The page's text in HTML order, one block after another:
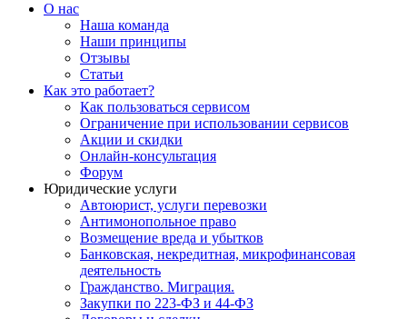
О нас
Наша команда
Наши принципы
Отзывы
Статьи
Как это работает?
Как пользоваться сервисом
Ограничение при использовании сервисов
Акции и скидки
Онлайн-консультация
Форум
Юридические услуги
Автоюрист, услуги перевозки
Антимонопольное право
Возмещение вреда и убытков
Банковская, некредитная, микрофинансовая
деятельность
Гражданство. Миграция.
Закупки по 223-ФЗ и 44-ФЗ